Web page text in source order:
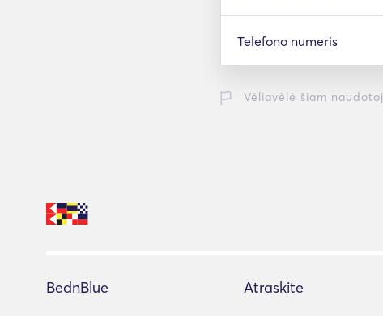
Telefono numeris
Vėliavėlė šiam
BednBlue Atraskite